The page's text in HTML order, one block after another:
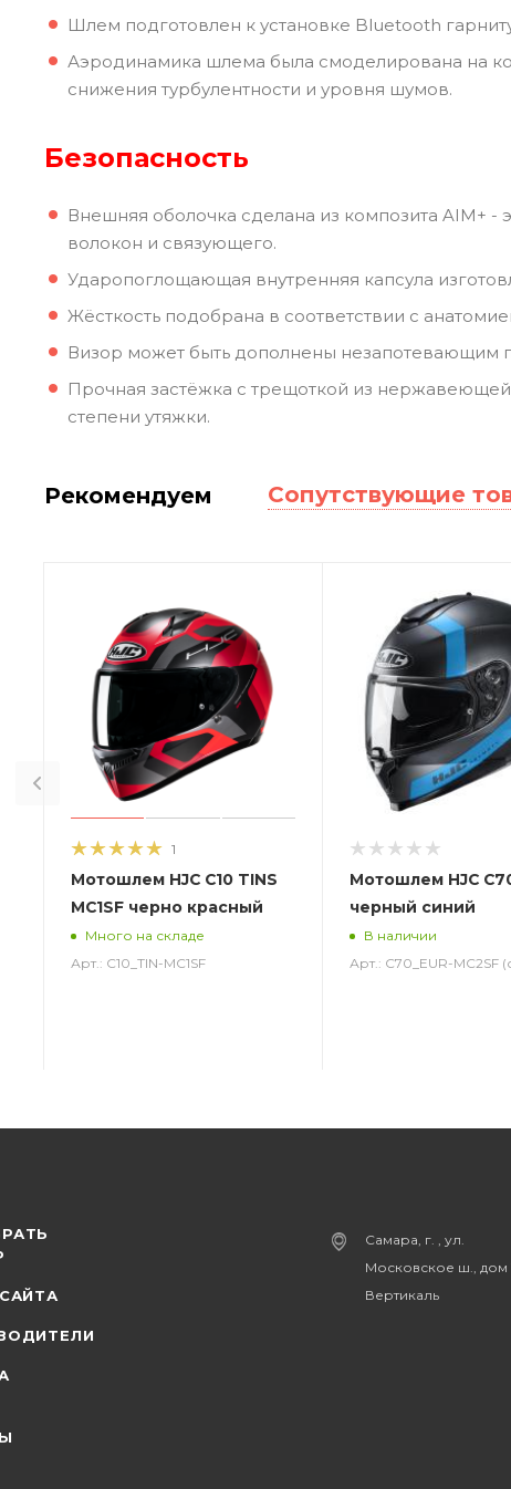
Шлем подготовлен к установке Bluetooth
Аэродинамика шлема была смоделирована на
снижения турбулентности и уровня шумов.
Безопасность
Внешняя оболочка сделана из композита AIM+ -
волокон и связующего.
Ударопоглощающая внутренняя капсула
Жёсткость подобрана в соответствии с
Визор может быть дополнены незапотевающим
Прочная застёжка с трещоткой из
степени утяжки.
Рекомендуем Сопутствующие
1
Мотошлем HJC C10 TINS
MC1SF черно красный
Много на складе
Арт.: C10_TIN-MC1SF
Мотошлем HJC
черный синий
В наличии
Арт.: C70_EUR-MC2SF
Самара, г. , ул.
Московское ш., дом
Вертикаль